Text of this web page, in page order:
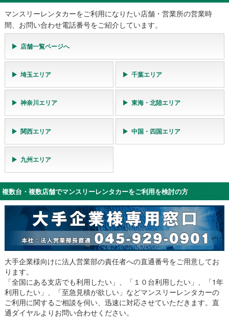
マンスリーレンタカーをご利用になりたい店舗・営業所の営業時
間、お問い合わせ電話番号をご紹介しています。
店舗一覧ページへ
埼玉エリア 千葉エリア
神奈川エリア 東海・北陸エリア
関西エリア 中国・四国エリア
九州エリア
複数台・複数店舗でマンスリーレンタカーをご利用を検討の方
大手企業様向けに法人営業部の責任者への直通番号をご用意してお
ります。
「全国にある支店でも利用したい」、「１０台利用したい」、「1年
利用したい」、「至急見積が欲しい」などマンスリーレンタカーの
ご利用に関するご相談を伺い、迅速に対応させていただきます。直
通ダイヤルよりお問い合わせください。